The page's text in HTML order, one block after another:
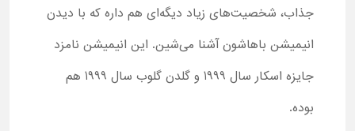
جذاب، شخصیت‌های زیاد دیگه‌ای هم داره که با دیدن
انیمیشن باهاشون آشنا می‌شین. این انیمیشن نامزد
جایزه اسکار سال 1999 و گلدن گلوب سال 1999 هم
بوده.